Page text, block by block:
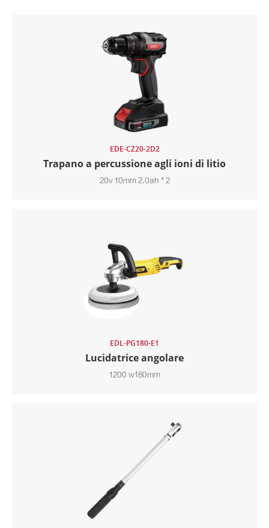
EDE-CZ20-2D2
Trapano a percussione agli ioni di litio
20v 10mm 2.0ah * 2
EDL-PG180-E1
Lucidatrice angolare
1200 w180mm